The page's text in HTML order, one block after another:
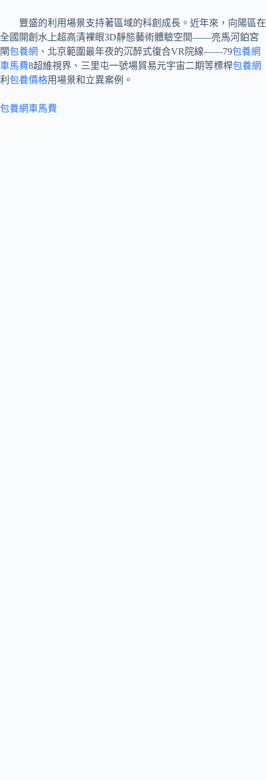
豐盛的利用場景支持著區域的科創成長。近年來，向陽區在
全國開創水上超高清裸眼3D靜態藝術體驗空間——亮馬河鉑宮
閘包養網 、北京範圍最年夜的沉醉式復合VR院線——79包養網
車馬費8超維視界、三里屯一號場貿易元宇宙二期等標桿包養網
利 包養價格用場景和立異案例。
包養網車馬費